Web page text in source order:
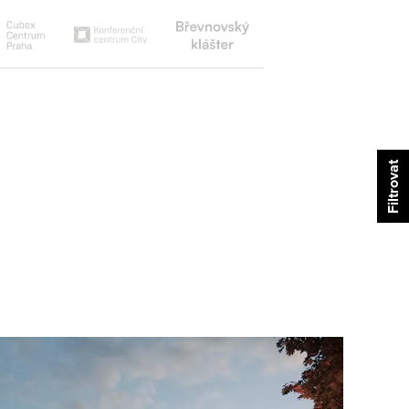
Cubex
centrum
Konferenční
centrum
city
Břevnovský